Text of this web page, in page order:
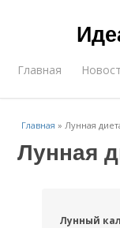
Главная
Главная »Лунная
Лунная
Лунный